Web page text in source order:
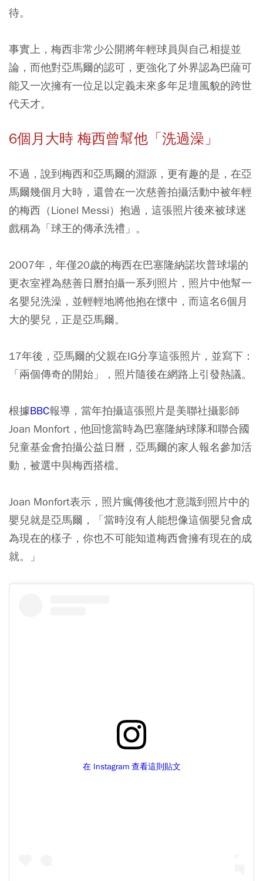
待。
事實上，梅西非常少公開將年輕球員與自己相提並
論，而他對亞馬爾的認可，更強化了外界認為巴薩可
能又一次擁有一位足以定義未來多年足壇風貌的跨世
代天才。
6個月大時 梅西曾幫他「洗過澡」
不過，說到梅西和亞馬爾的淵源，更有趣的是，在亞
馬爾幾個月大時，還曾在一次慈善拍攝活動中被年輕
的梅西（Lionel Messi）抱過，這張照片後來被球迷
戲稱為「球王的傳承洗禮」。
2007年，年僅20歲的梅西在巴塞隆納諾坎普球場的
更衣室裡為慈善日曆拍攝一系列照片，照片中他幫一
名嬰兒洗澡，並輕輕地將他抱在懷中，而這名6個月
大的嬰兒，正是亞馬爾。
17年後，亞馬爾的父親在IG分享這張照片，並寫下：
「兩個傳奇的開始」，照片隨後在網路上引發熱議。
根據BBC報導，當年拍攝這張照片是美聯社攝影師
Joan Monfort，他回憶當時為巴塞隆納球隊和聯合國
兒童基金會拍攝公益日曆，亞馬爾的家人報名參加活
動，被選中與梅西搭檔。
Joan Monfort表示，照片瘋傳後他才意識到照片中的
嬰兒就是亞馬爾，「當時沒有人能想像這個嬰兒會成
為現在的樣子，你也不可能知道梅西會擁有現在的成
就。」
在 Instagram 查看這則貼文